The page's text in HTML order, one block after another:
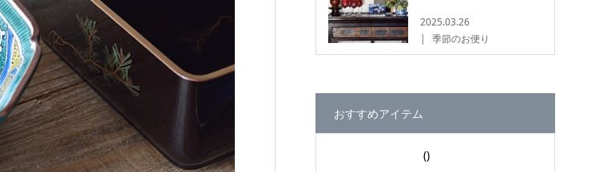
2025.03.26
季節のお便り
おすすめアイテム
()